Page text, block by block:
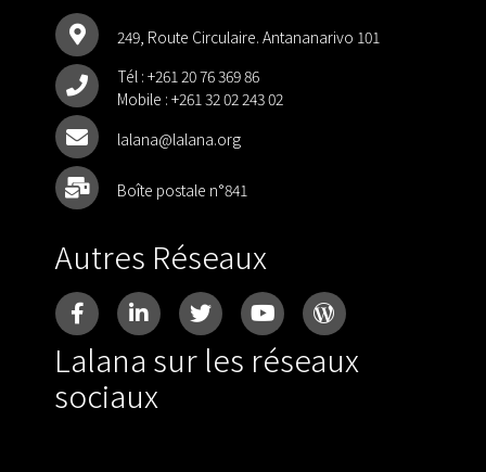
249, Route Circulaire. Antananarivo 101
Tél : +261 20 76 369 86
Mobile : +261 32 02 243 02
lalana@lalana.org
Boîte postale n°841
Autres Réseaux
Lalana sur les réseaux
sociaux